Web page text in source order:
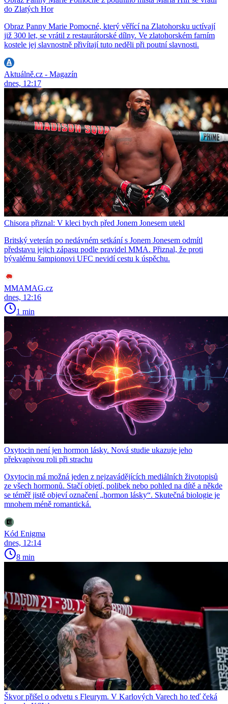
do Zlatých Hor
Obraz Panny Marie Pomocné, který věřící na Zlatohorsku uctívají
již 300 let, se vrátil z restaurátorské dílny. Ve zlatohorském farním
kostele jej slavnostně přivítají tuto neděli při poutní slavnosti.
Aktuálně.cz - Magazín
dnes, 12:17
Chisora přiznal: V kleci bych před Jonem Jonesem utekl
Britský veterán po nedávném setkání s Jonem Jonesem odmítl
představu jejich zápasu podle pravidel MMA. Přiznal, že proti
bývalému šampionovi UFC nevidí cestu k úspěchu.
MMAMAG.cz
dnes, 12:16
1 min
Oxytocin není jen hormon lásky. Nová studie ukazuje jeho
překvapivou roli při strachu
Oxytocin má možná jeden z nejzavádějících mediálních životopisů
ze všech hormonů. Stačí objetí, polibek nebo pohled na dítě a někde
se téměř jistě objeví označení „hormon lásky“. Skutečná biologie je
mnohem méně romantická.
Kód Enigma
dnes, 12:14
8 min
Škvor přišel o odvetu s Fleurym. V Karlových Varech ho teď čeká